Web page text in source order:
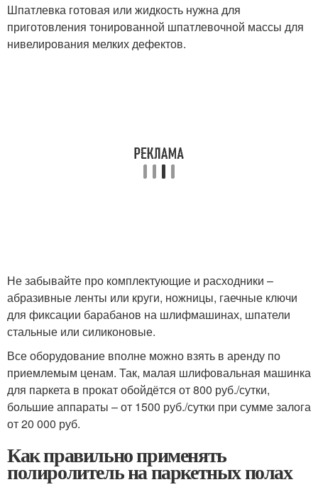
Шпатлевка готовая или жидкость нужна для
приготовления тонированной шпатлевочной массы для
нивелирования мелких дефектов.
Не забывайте про комплектующие и расходники –
абразивные ленты или круги, ножницы, гаечные ключи
для фиксации барабанов на шлифмашинах, шпатели
стальные или силиконовые.
Все оборудование вполне можно взять в аренду по
приемлемым ценам. Так, малая шлифовальная машинка
для паркета в прокат обойдётся от 800 руб./сутки,
большие аппараты – от 1500 руб./сутки при сумме залога
от 20 000 руб.
Как правильно применять
полиролитель на паркетных полах